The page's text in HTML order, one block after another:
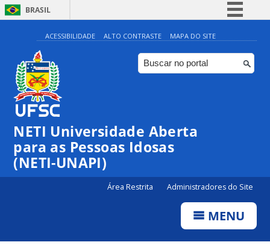
BRASIL
Simplifique!
Comunica BR
Participe
Canais
ACESSIBILIDADE ALTO CONTRASTE MAPA DO SITE
NETI Universidade Aberta
para as Pessoas Idosas
(NETI-UNAPI)
Área Restrita Administradores do Site
MENU